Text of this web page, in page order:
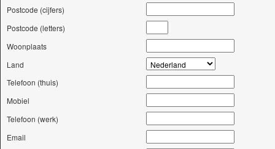
Postcode (cijfers)
Postcode (letters)
Woonplaats
Land
Telefoon (thuis)
Mobiel
Telefoon (werk)
Email